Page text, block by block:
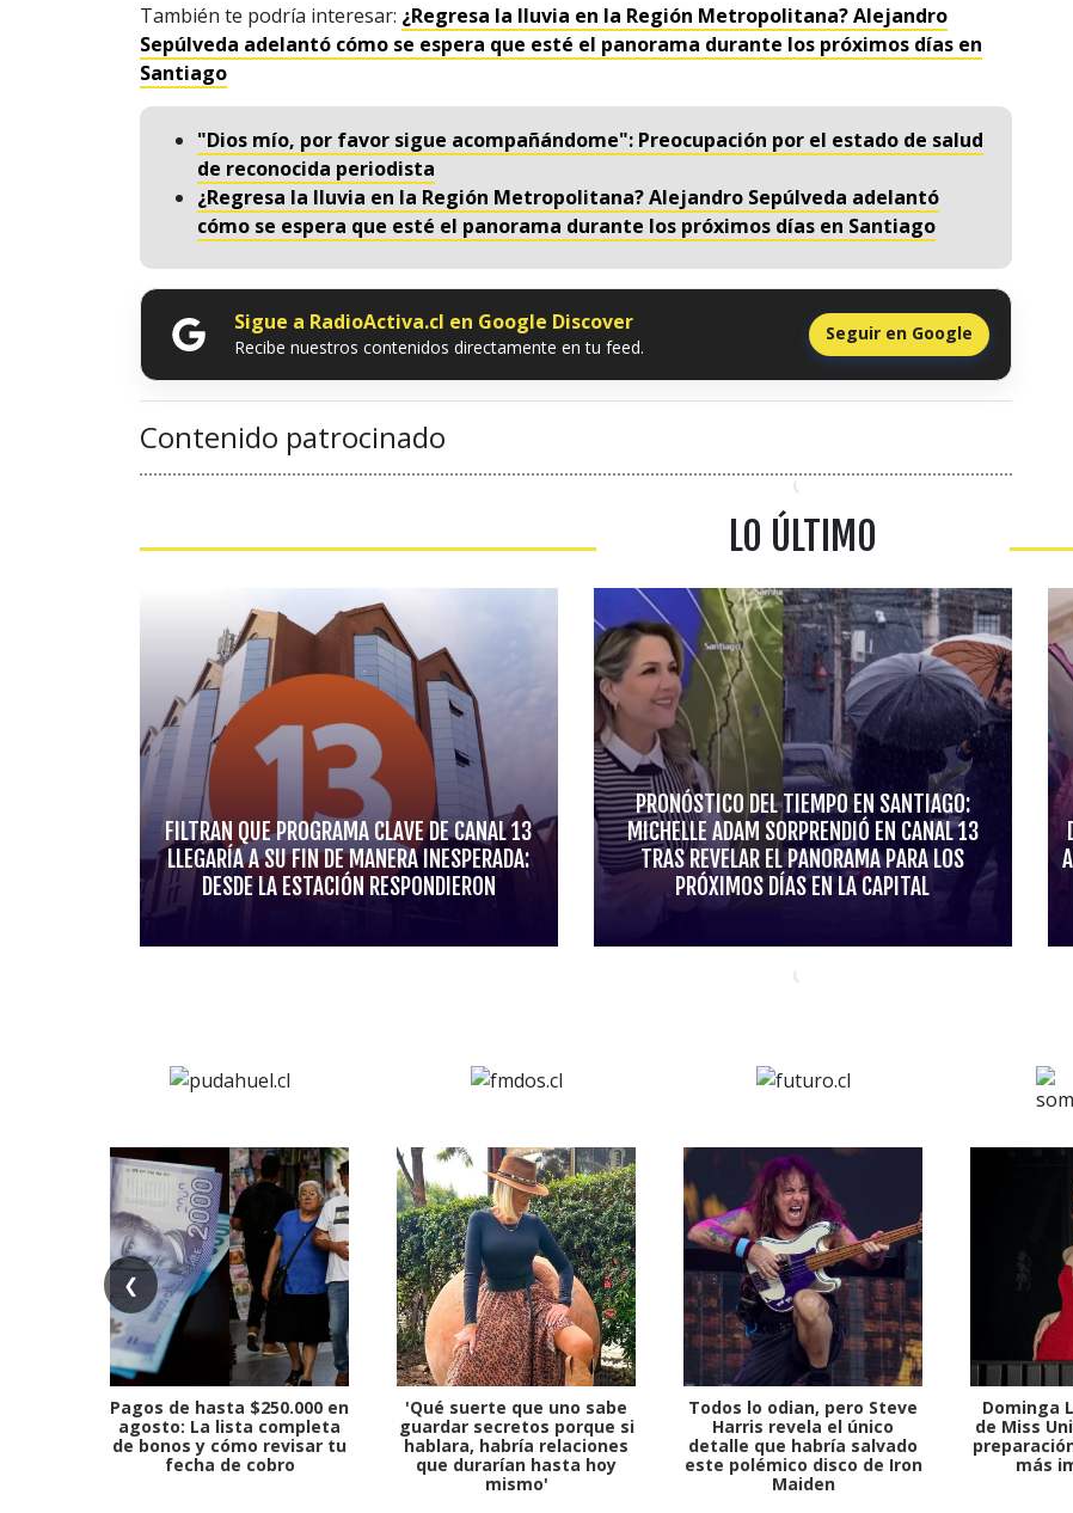
También te podría interesar: ¿Regresa la lluvia en la Región Metropolitana? Alejandro
Sepúlveda adelantó cómo se espera que esté el panorama durante los próximos días en
Santiago
"Dios mío, por favor sigue acompañándome": Preocupación por el estado de salud
de reconocida periodista
¿Regresa la lluvia en la Región Metropolitana? Alejandro Sepúlveda adelantó
cómo se espera que esté el panorama durante los próximos días en Santiago
Sigue a RadioActiva.cl en Google Discover
Recibe nuestros contenidos directamente en tu feed.
Seguir en Google
Contenido patrocinado
LO ÚLTIMO
FILTRAN QUE PROGRAMA CLAVE DE CANAL 13
LLEGARÍA A SU FIN DE MANERA INESPERADA:
DESDE LA ESTACIÓN RESPONDIERON
PRONÓSTICO DEL TIEMPO EN SANTIAGO:
MICHELLE ADAM SORPRENDIÓ EN CANAL 13
TRAS REVELAR EL PANORAMA PARA LOS
PRÓXIMOS DÍAS EN LA CAPITAL
❮
Pagos de hasta $250.000 en
agosto: La lista completa
de bonos y cómo revisar tu
fecha de cobro
'Qué suerte que uno sabe
guardar secretos porque si
hablara, habría relaciones
que durarían hasta hoy
mismo'
Todos lo odian, pero Steve
Harris revela el único
detalle que habría salvado
este polémico disco de Iron
Maiden
Dominga
de Miss
más